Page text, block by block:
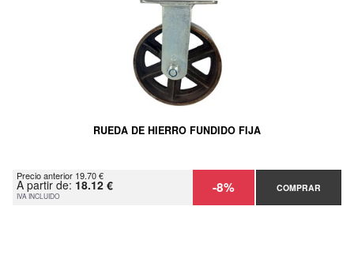
RUEDA DE HIERRO FUNDIDO FIJA
Precio anterior 19.70 €
A partir de: 18.12 €
IVA INCLUIDO -8% COMPRAR